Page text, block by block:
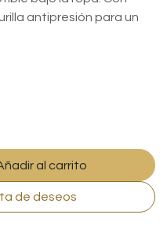
antipresión para un
al carrito
de deseos